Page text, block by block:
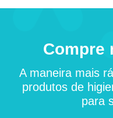
Compre
A maneira mais
produtos de
para